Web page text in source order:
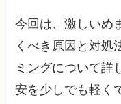
今回は、激しいめ
くべき原因と対処
ミングについて詳
安を少しでも軽く